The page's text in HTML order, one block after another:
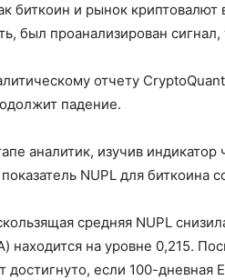
биткоин и рынок
был проанализирован
отчету
падение.
аналитик, изучив
NUPL для биткоина
средняя NUPL
находится на уровне 0,215.
достигнуто, если 100-дневная